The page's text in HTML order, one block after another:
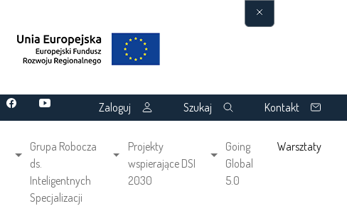
Zaloguj Szukaj Kontakt
Grupa Robocza
ds.
Inteligentnych
Specjalizacji
Projekty
wspierające DSI
2030
Going
Global
5.0
Warsztaty